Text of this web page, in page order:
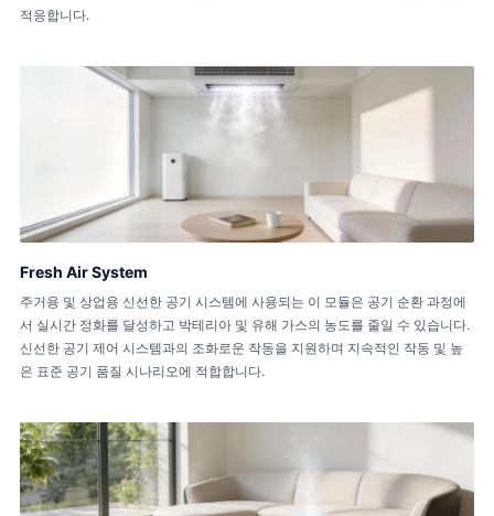
적응합니다.
Fresh Air System
주거용 및 상업용 신선한 공기 시스템에 사용되는 이 모듈은 공기 순환 과정에
서 실시간 정화를 달성하고 박테리아 및 유해 가스의 농도를 줄일 수 있습니다.
신선한 공기 제어 시스템과의 조화로운 작동을 지원하며 지속적인 작동 및 높
은 표준 공기 품질 시나리오에 적합합니다.